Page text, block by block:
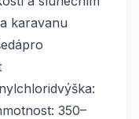
karavanu
350–